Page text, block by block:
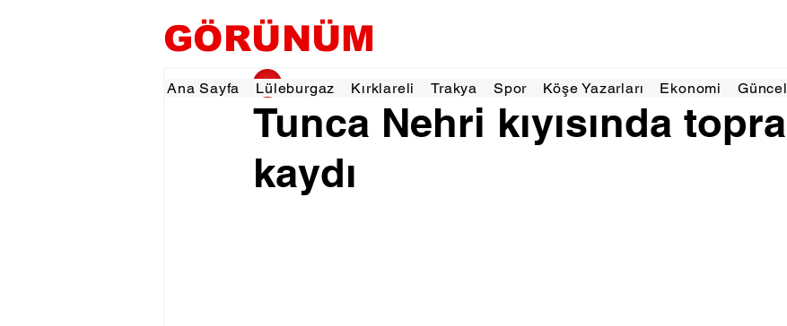
GÖRÜNÜM
Ana Sayfa Lüleburgaz Kırklareli Trakya Spor Köşe Yazarları Ekonomi
Tunca Nehri kıyısında
kaydı
gorunumhaber 17 Mar 1 dakikada okunur